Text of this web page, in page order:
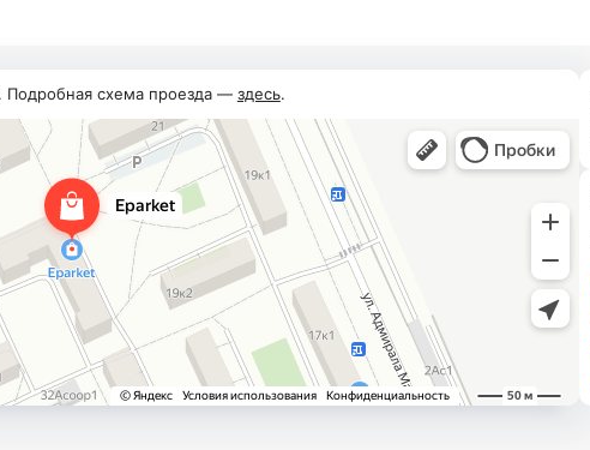
Подробная схема проезда — здесь.